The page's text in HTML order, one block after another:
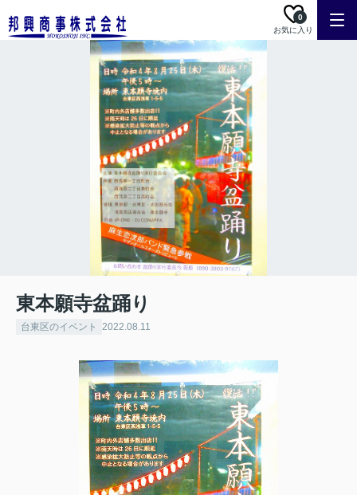
お気に入り
0
東本願寺盆踊り
台東区のイベント 2022.08.11